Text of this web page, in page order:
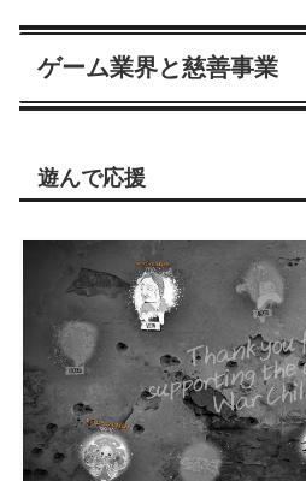
ゲーム業界と慈善事業
遊んで応援